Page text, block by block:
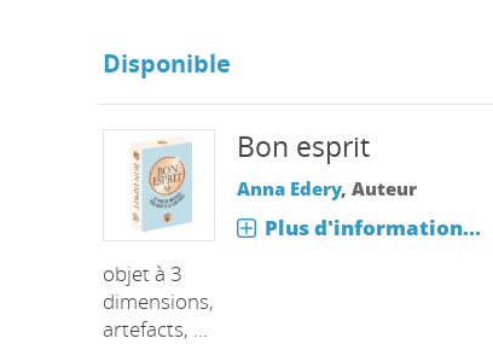
Disponible
objet à 3
dimensions,
artefacts, ...
Bon esprit
Anna Edery, Auteur
Plus d'information...